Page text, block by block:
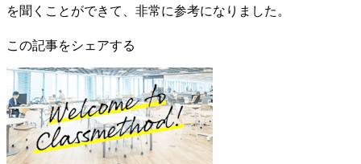
を聞くことができて、非常に参考になりました。
この記事をシェアする